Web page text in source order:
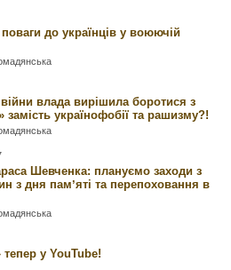
до українців у воюючій
влада вирішила боротися з
замість українофобії та рашизму?!
Шевченка: плануємо заходи з
з дня памʼяті та перепоховання в
тепер у YouTube!